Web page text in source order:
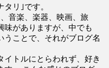
タリ｣です。
音楽、楽器、映画、旅
味がありますが、中でも
うことで、それがブログ名
イトルにとらわれず、好き